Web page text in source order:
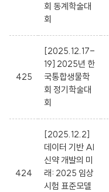
회 동계학술대
회
425
[2025.12.17-
19] 2025년 한
국통합생물학
회 정기학술대
회
424
[2025.12.2]
데이터 기반 AI
신약 개발의 미
래: 2025 임상
시험 표준모델